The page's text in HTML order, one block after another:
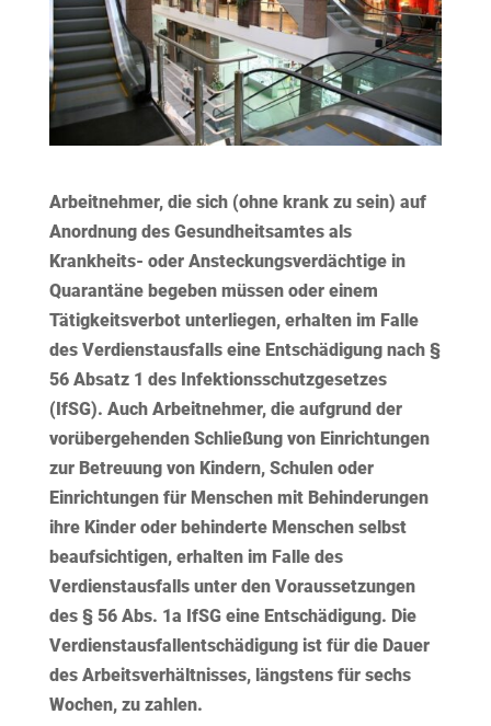
Arbeitnehmer, die sich (ohne krank zu sein) auf
Anordnung des Gesundheitsamtes als
Krankheits- oder Ansteckungsverdächtige in
Quarantäne begeben müssen oder einem
Tätigkeitsverbot unterliegen, erhalten im Falle
des Verdienstausfalls eine Entschädigung nach §
56 Absatz 1 des Infektionsschutzgesetzes
(IfSG). Auch Arbeitnehmer, die aufgrund der
vorübergehenden Schließung von Einrichtungen
zur Betreuung von Kindern, Schulen oder
Einrichtungen für Menschen mit Behinderungen
ihre Kinder oder behinderte Menschen selbst
beaufsichtigen, erhalten im Falle des
Verdienstausfalls unter den Voraussetzungen
des § 56 Abs. 1a IfSG eine Entschädigung. Die
Verdienstausfallentschädigung ist für die Dauer
des Arbeitsverhältnisses, längstens für sechs
Wochen, zu zahlen.